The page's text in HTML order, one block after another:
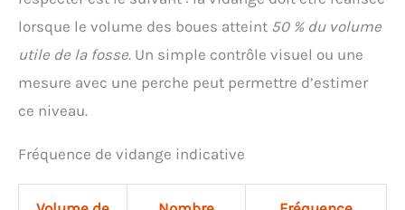
lorsque le volume des boues atteint 50 % du volume
utile de la fosse. Un simple contrôle visuel ou une
mesure avec une perche peut permettre d’estimer
ce niveau.
Fréquence de vidange indicative